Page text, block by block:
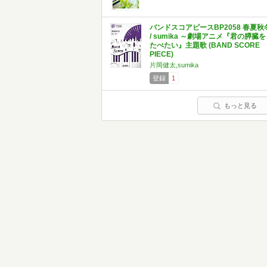
バンドスコアピースBP2058 春夏秋
/ sumika ～劇場アニメ『君の膵臓を
たべたい』主題歌 (BAND SCORE
PIECE)
片岡健太,sumika
登録
1
もっと見る